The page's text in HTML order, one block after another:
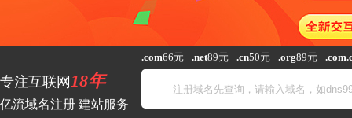
专注互联网 18年
亿流域名注册 建站服务
.com66元 .net89元 .cn50元 .org89元